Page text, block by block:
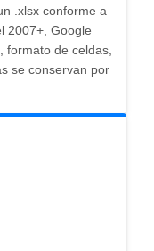
.xlsx conforme a
2007+, Google
formato de celdas,
se conservan por